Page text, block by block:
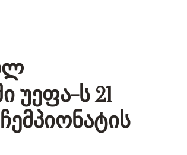
უეფა-ს 21